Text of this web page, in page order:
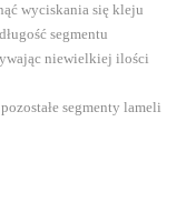
wyciskania się kleju
segmentu
niewielkiej ilości
segmenty lameli